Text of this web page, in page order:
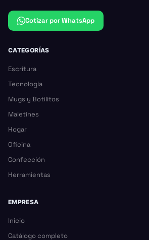
Cotizar por WhatsApp
CATEGORÍAS
Escritura
Tecnología
Mugs y Botilitos
Maletines
Hogar
Oficina
Confección
Herramientas
EMPRESA
Inicio
Catálogo completo